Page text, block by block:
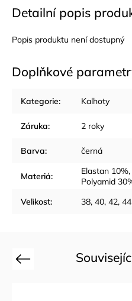
Detailní popis
Popis produktu není dostupný
Doplňkové
Kategorie: Kalhoty
Záruka: 2 roky
Barva: černá
Materiá:
Elastan
Polyamid
Velikost: 38, 40, 42,
Previous